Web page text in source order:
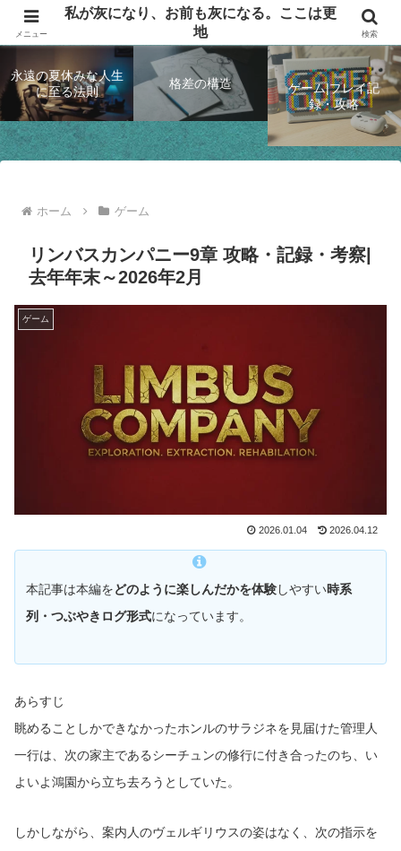
思索して、ゲームするブログ
永遠の夏休みな人生
に至る法則
格差の構造
ゲーム|プレイ記
録・攻略
ホーム ゲーム
リンバスカンパニー9章 攻略・記録・考察|
去年年末～2026年2月
ゲーム
2026.01.04 2026.04.12
本記事は本編をどのように楽しんだかを体験しやすい時系
列・つぶやきログ形式になっています。
あらすじ
眺めることしかできなかったホンルのサラジネを見届けた管理人
一行は、次の家主であるシーチュンの修行に付き合ったのち、い
よいよ鴻園から立ち去ろうとしていた。
しかしながら、案内人のヴェルギリウスの姿はなく、次の指示を
メニュー
私が灰になり、お前も灰になる。ここは更
地
検索